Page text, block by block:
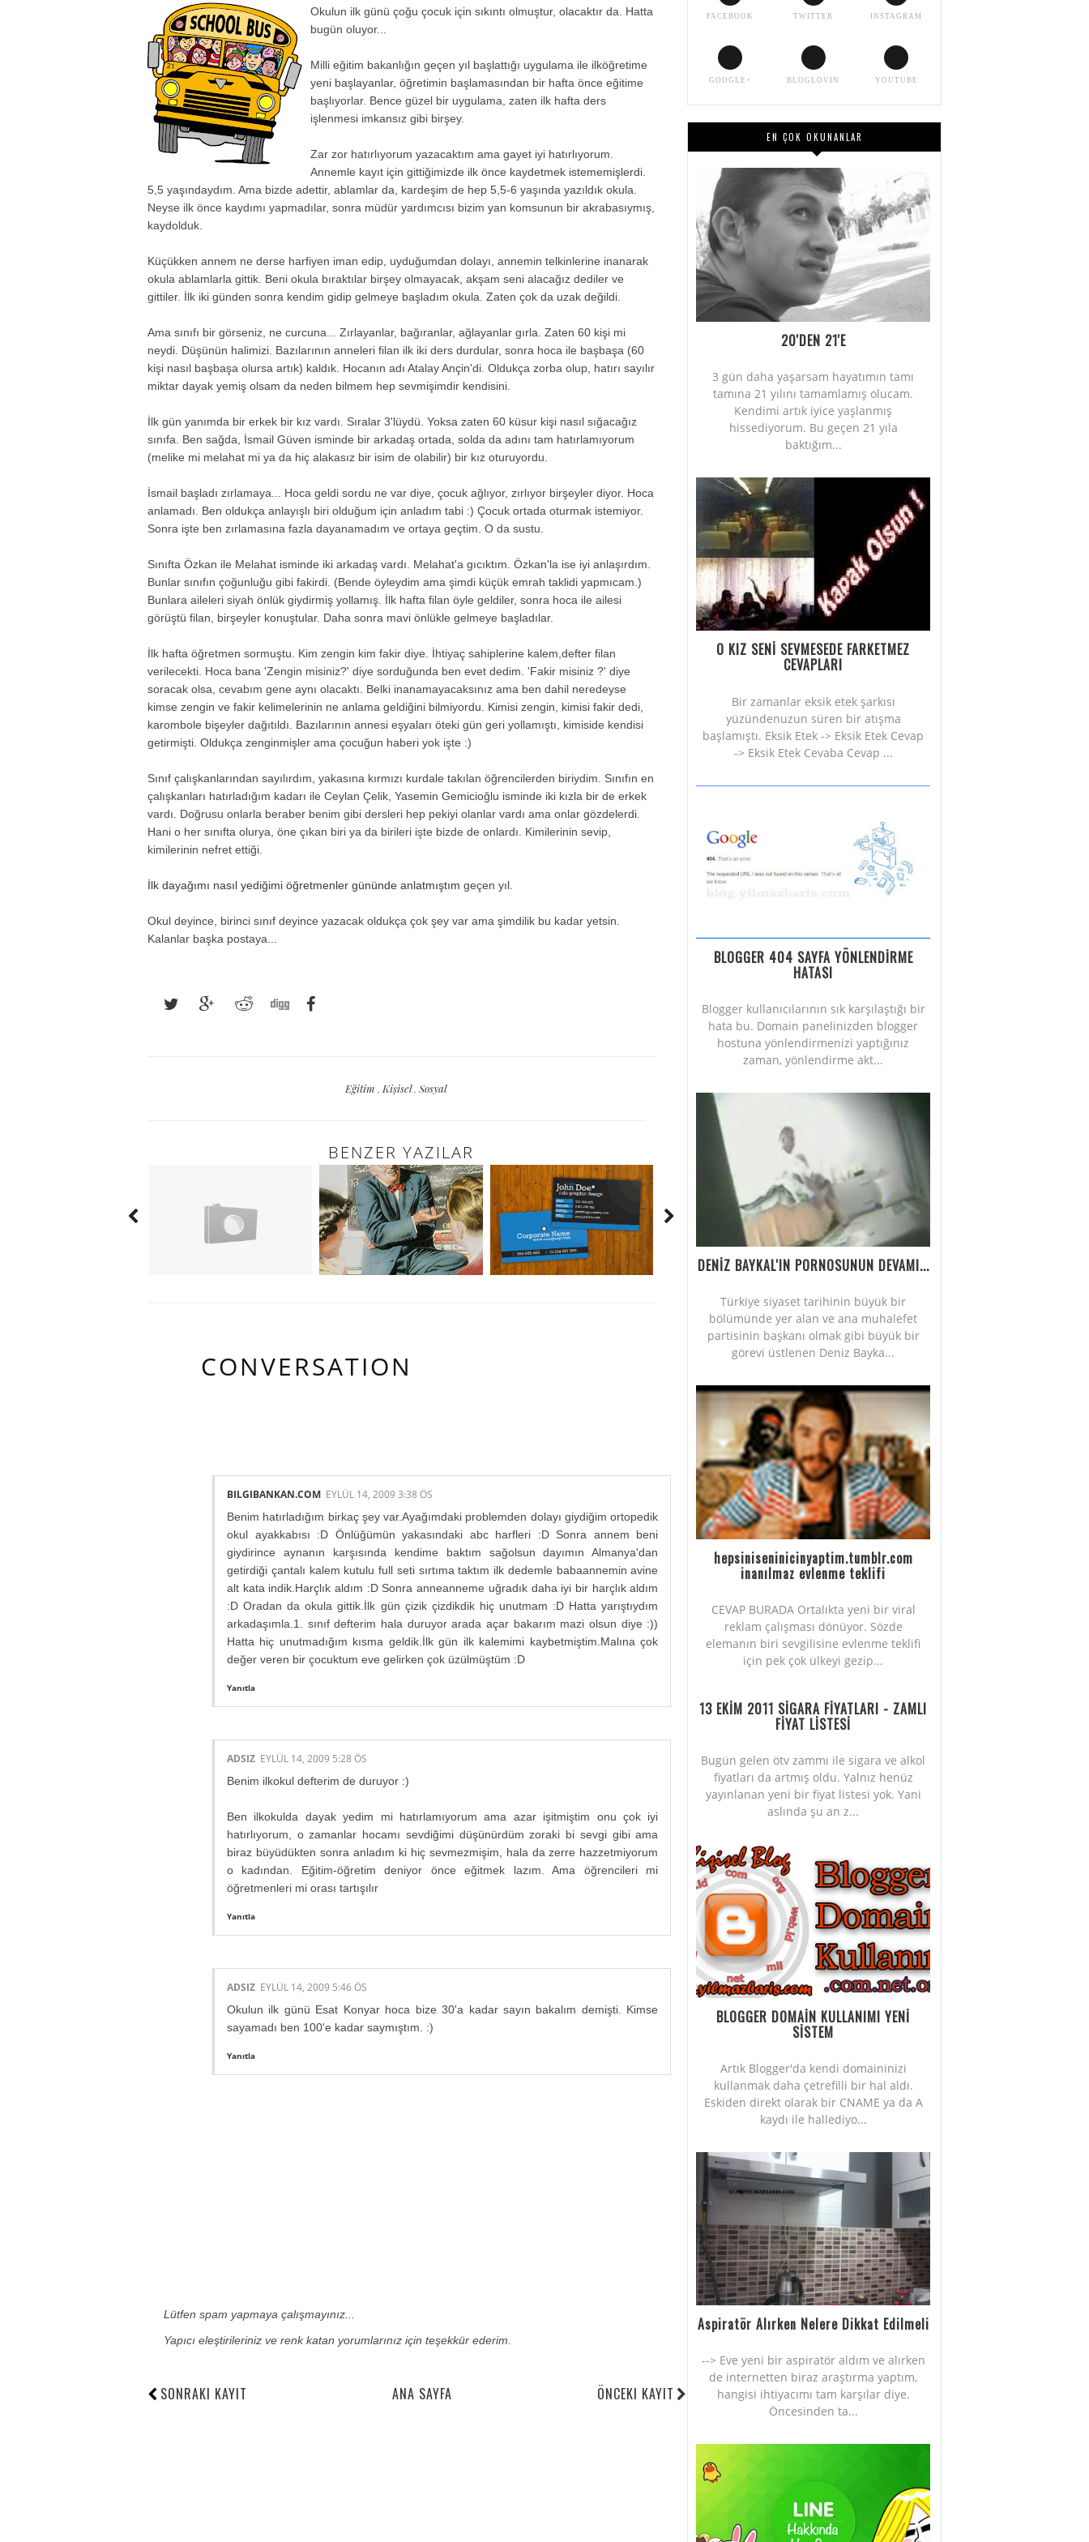
Okulun ilk günü çoğu çocuk için sıkıntı olmuştur, olacaktır da. Hatta
bugün oluyor...
Milli eğitim bakanlığın geçen yıl başlattığı uygulama ile ilköğretime
yeni başlayanlar, öğretimin başlamasından bir hafta önce eğitime
başlıyorlar. Bence güzel bir uygulama, zaten ilk hafta ders
işlenmesi imkansız gibi birşey.
Zar zor hatırlıyorum yazacaktım ama gayet iyi hatırlıyorum.
Annemle kayıt için gittiğimizde ilk önce kaydetmek istememişlerdi.
5,5 yaşındaydım. Ama bizde adettir, ablamlar da, kardeşim de hep 5,5-6 yaşında yazıldık okula.
Neyse ilk önce kaydımı yapmadılar, sonra müdür yardımcısı bizim yan komsunun bir akrabasıymış,
kaydolduk.
Küçükken annem ne derse harfiyen iman edip, uyduğumdan dolayı, annemin telkinlerine inanarak
okula ablamlarla gittik. Beni okula bıraktılar birşey olmayacak, akşam seni alacağız dediler ve
gittiler. İlk iki günden sonra kendim gidip gelmeye başladım okula. Zaten çok da uzak değildi.
Ama sınıfı bir görseniz, ne curcuna... Zırlayanlar, bağıranlar, ağlayanlar gırla. Zaten 60 kişi mi
neydi. Düşünün halimizi. Bazılarının anneleri filan ilk iki ders durdular, sonra hoca ile başbaşa (60
kişi nasıl başbaşa olursa artık) kaldık. Hocanın adı Atalay Ançin'di. Oldukça zorba olup, hatırı sayılır
miktar dayak yemiş olsam da neden bilmem hep sevmişimdir kendisini.
İlk gün yanımda bir erkek bir kız vardı. Sıralar 3'lüydü. Yoksa zaten 60 küsur kişi nasıl sığacağız
sınıfa. Ben sağda, İsmail Güven isminde bir arkadaş ortada, solda da adını tam hatırlamıyorum
(melike mi melahat mi ya da hiç alakasız bir isim de olabilir) bir kız oturuyordu.
İsmail başladı zırlamaya... Hoca geldi sordu ne var diye, çocuk ağlıyor, zırlıyor birşeyler diyor. Hoca
anlamadı. Ben oldukça anlayışlı biri olduğum için anladım tabi :) Çocuk ortada oturmak istemiyor.
Sonra işte ben zırlamasına fazla dayanamadım ve ortaya geçtim. O da sustu.
Sınıfta Özkan ile Melahat isminde iki arkadaş vardı. Melahat'a gıcıktım. Özkan'la ise iyi anlaşırdım.
Bunlar sınıfın çoğunluğu gibi fakirdi. (Bende öyleydim ama şimdi küçük emrah taklidi yapmıcam.)
Bunlara aileleri siyah önlük giydirmiş yollamış. İlk hafta filan öyle geldiler, sonra hoca ile ailesi
görüştü filan, birşeyler konuştular. Daha sonra mavi önlükle gelmeye başladılar.
İlk hafta öğretmen sormuştu. Kim zengin kim fakir diye. İhtiyaç sahiplerine kalem,defter filan
verilecekti. Hoca bana 'Zengin misiniz?' diye sorduğunda ben evet dedim. 'Fakir misiniz ?' diye
soracak olsa, cevabım gene aynı olacaktı. Belki inanamayacaksınız ama ben dahil neredeyse
kimse zengin ve fakir kelimelerinin ne anlama geldiğini bilmiyordu. Kimisi zengin, kimisi fakir dedi,
karombole bişeyler dağıtıldı. Bazılarının annesi eşyaları öteki gün geri yollamıştı, kimiside kendisi
getirmişti. Oldukça zenginmişler ama çocuğun haberi yok işte :)
Sınıf çalışkanlarından sayılırdım, yakasına kırmızı kurdale takılan öğrencilerden biriydim. Sınıfın en
çalışkanları hatırladığım kadarı ile Ceylan Çelik, Yasemin Gemicioğlu isminde iki kızla bir de erkek
vardı. Doğrusu onlarla beraber benim gibi dersleri hep pekiyi olanlar vardı ama onlar gözdelerdi.
Hani o her sınıfta olurya, öne çıkan biri ya da birileri işte bizde de onlardı. Kimilerinin sevip,
kimilerinin nefret ettiği.
İlk dayağımı nasıl yediğimi öğretmenler gününde anlatmıştım geçen yıl.
Okul deyince, birinci sınıf deyince yazacak oldukça çok şey var ama şimdilik bu kadar yetsin.
Kalanlar başka postaya...
Eğitim, Kişisel,Sosyal
BENZER YAZILAR
CONVERSATION
BILGIBANKAN.COM EYLÜL 14, 2009 3:38 ÖS
Benim hatırladığım birkaç şey var.Ayağımdaki problemden dolayı giydiğim ortopedik
okul ayakkabısı :D Önlüğümün yakasındaki abc harfleri :D Sonra annem beni
giydirince aynanın karşısında kendime baktım sağolsun dayımın Almanya'dan
getirdiği çantalı kalem kutulu full seti sırtıma taktım ilk dedemle babaannemin avine
alt kata indik.Harçlık aldım :D Sonra anneanneme uğradık daha iyi bir harçlık aldım
:D Oradan da okula gittik.İlk gün çizik çizdikdik hiç unutmam :D Hatta yarıştıydım
arkadaşımla.1. sınıf defterim hala duruyor arada açar bakarım mazi olsun diye :))
Hatta hiç unutmadığım kısma geldik.İlk gün ilk kalemimi kaybetmiştim.Malına çok
değer veren bir çocuktum eve gelirken çok üzülmüştüm :D
Yanıtla
ADSIZ EYLÜL 14, 2009 5:28 ÖS
Benim ilkokul defterim de duruyor :)
Ben ilkokulda dayak yedim mi hatırlamıyorum ama azar işitmiştim onu çok iyi
hatırlıyorum, o zamanlar hocamı sevdiğimi düşünürdüm zoraki bi sevgi gibi ama
biraz büyüdükten sonra anladım ki hiç sevmezmişim, hala da zerre hazzetmiyorum
o kadından. Eğitim-öğretim deniyor önce eğitmek lazım. Ama öğrencileri mi
öğretmenleri mi orası tartışılır
Yanıtla
ADSIZ EYLÜL 14, 2009 5:46 ÖS
Okulun ilk günü Esat Konyar hoca bize 30'a kadar sayın bakalım demişti. Kimse
sayamadı ben 100'e kadar saymıştım. :)
Yanıtla
Lütfen spam yapmaya çalışmayınız...
Yapıcı eleştirileriniz ve renk katan yorumlarınız için teşekkür ederim.
SONRAKI KAYIT ÖNCEKI KAYIT
ANA SAYFA
FACEBOOK TWITTER INSTAGRAM
GOOGLE+ BLOGLOVIN YOUTUBE
EN ÇOK OKUNANLAR
20'DEN 21'E
3 gün daha yaşarsam hayatımın tamı
tamına 21 yılını tamamlamış olucam.
Kendimi artık iyice yaşlanmış
hissediyorum. Bu geçen 21 yıla
baktığım...
O KIZ SENİ SEVMESEDE FARKETMEZ
CEVAPLARI
Bir zamanlar eksik etek şarkısı
yüzündenuzun süren bir atışma
başlamıştı. Eksik Etek -> Eksik Etek Cevap
-> Eksik Etek Cevaba Cevap ...
BLOGGER 404 SAYFA YÖNLENDİRME
HATASI
Blogger kullanıcılarının sık karşılaştığı bir
hata bu. Domain panelinizden blogger
hostuna yönlendirmenizi yaptığınız
zaman, yönlendirme akt...
DENİZ BAYKAL'IN PORNOSUNUN DEVAMI...
Türkiye siyaset tarihinin büyük bir
bölümünde yer alan ve ana muhalefet
partisinin başkanı olmak gibi büyük bir
görevi üstlenen Deniz Bayka...
hepsiniseninicinyaptim.tumblr.com
inanılmaz evlenme teklifi
CEVAP BURADA Ortalıkta yeni bir viral
reklam çalışması dönüyor. Sözde
elemanın biri sevgilisine evlenme teklifi
için pek çok ülkeyi gezip...
13 EKİM 2011 SİGARA FİYATLARI - ZAMLI
FİYAT LİSTESİ
Bugün gelen ötv zammı ile sigara ve alkol
fiyatları da artmış oldu. Yalnız henüz
yayınlanan yeni bir fiyat listesi yok. Yani
aslında şu an z...
BLOGGER DOMAİN KULLANIMI YENİ
SİSTEM
Artık Blogger'da kendi domaininizi
kullanmak daha çetrefilli bir hal aldı.
Eskiden direkt olarak bir CNAME ya da A
kaydı ile hallediyo...
Aspiratör Alırken Nelere Dikkat Edilmeli
--> Eve yeni bir aspiratör aldım ve alırken
de internetten biraz araştırma yaptım,
hangisi ihtiyacımı tam karşılar diye.
Öncesinden ta...